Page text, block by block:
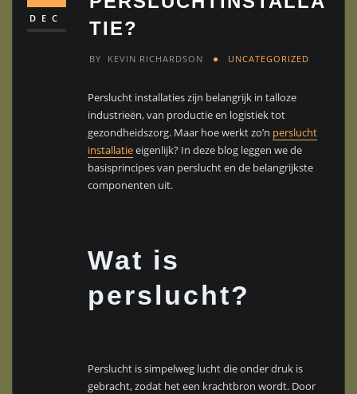
DEC
TIE?
BY KEVIN RICHARDSON UNCATEGORIZED
Perslucht installaties zijn belangrijk in talloze
industrieën, van productie en logistiek tot
gezondheidszorg. Maar hoe werkt zo’n perslucht
installatieeigenlijk? In deze blog leggen we de
basisprincipes van perslucht en de belangrijkste
componenten uit.
Wat is
perslucht?
Perslucht is simpelweg lucht die onder druk is
gebracht, zodat het een krachtbron wordt. Door